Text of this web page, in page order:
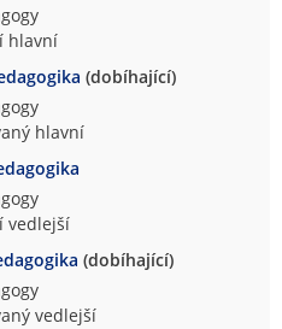
l
t hlavní
(dobíhající)
hlavní
vedlejší
(dobíhající)
vedlejší